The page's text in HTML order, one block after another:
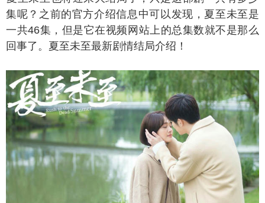
集呢？之前的官方介绍信息中可以发现，夏至未至是
一共46集，但是它在视频网站上的总集数就不是那么
回事了。夏至未至最新剧情结局介绍！